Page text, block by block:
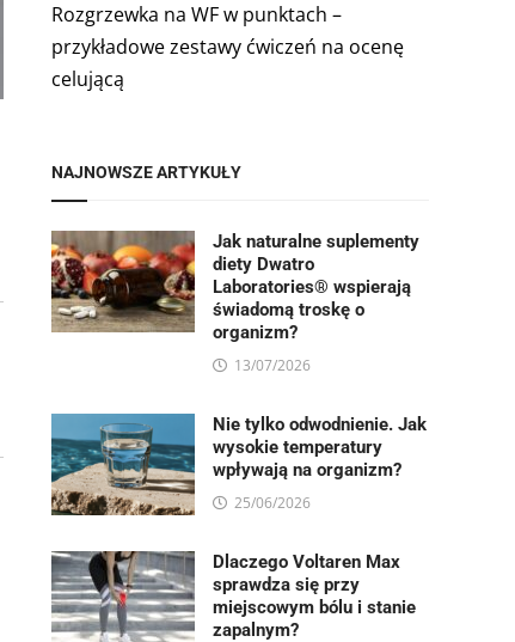
Rozgrzewka na WF w punktach –
przykładowe zestawy ćwiczeń na ocenę
celującą
NAJNOWSZE ARTYKUŁY
Jak naturalne suplementy
diety Dwatro
Laboratories® wspierają
świadomą troskę o
organizm?
13/07/2026
Nie tylko odwodnienie. Jak
wysokie temperatury
wpływają na organizm?
25/06/2026
Dlaczego Voltaren Max
sprawdza się przy
miejscowym bólu i stanie
zapalnym?